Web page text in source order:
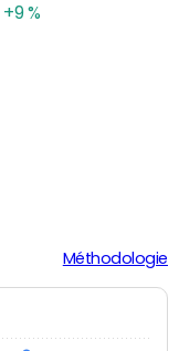
+9 %
Méthodologie